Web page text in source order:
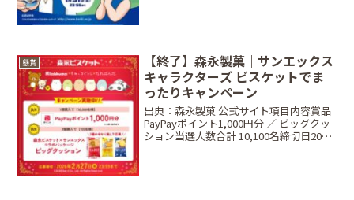
懸賞
【終了】森永製菓｜サンエックス
キャラクターズ ビスケットでま
ったりキャンペーン
出典：森永製菓 公式サイト項目内容賞品
PayPayポイント1,000円分 ／ ビッグクッ
ション当選人数合計 10,100名締切日2026